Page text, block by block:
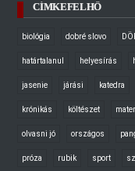
CÍMKEFELHŐ
biológia dobré slovo
határtalanul helyesírás
jasenie járási katedra
krónikás költészet
olvasni jó országos
próza rubik sport